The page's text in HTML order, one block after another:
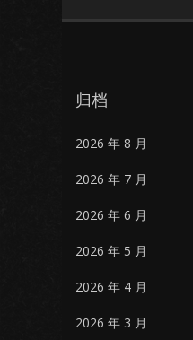
归档
2026 年 8 月
2026 年 7 月
2026 年 6 月
2026 年 5 月
2026 年 4 月
2026 年 3 月